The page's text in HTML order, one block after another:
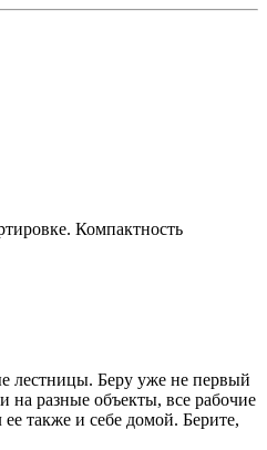
Компактность
лестницы. Беру уже не первый
на разные объекты, все рабочие
также и себе домой. Берите,